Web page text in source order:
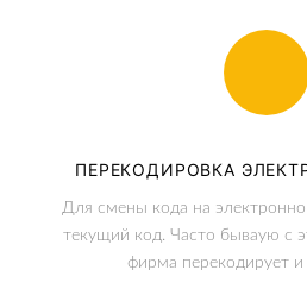
ПЕРЕКОДИРОВКА
Для смены кода на
текущий код. Часто бываую с
фирма перекодирует и